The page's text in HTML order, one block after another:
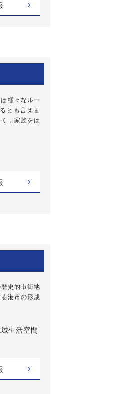
様々なルー
とも言えま
，家族をは
史的市街地
港市の形成
生活空間